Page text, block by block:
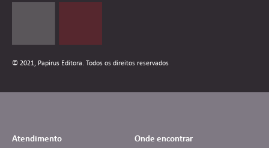
© 2021, Papirus Editora. Todos os direitos reservados
Atendimento Onde encontrar